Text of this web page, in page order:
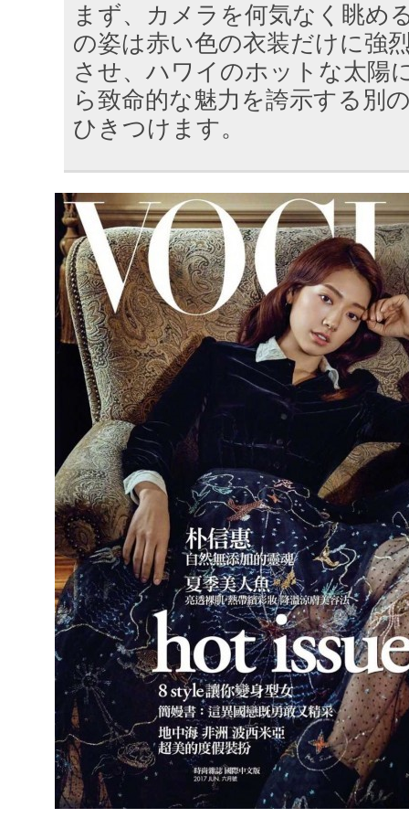
まず、カメラを何気なく眺め
の姿は赤い色の衣装だけに強
させ、ハワイのホットな太陽
ら致命的な魅力を誇示する別
ひきつけます。